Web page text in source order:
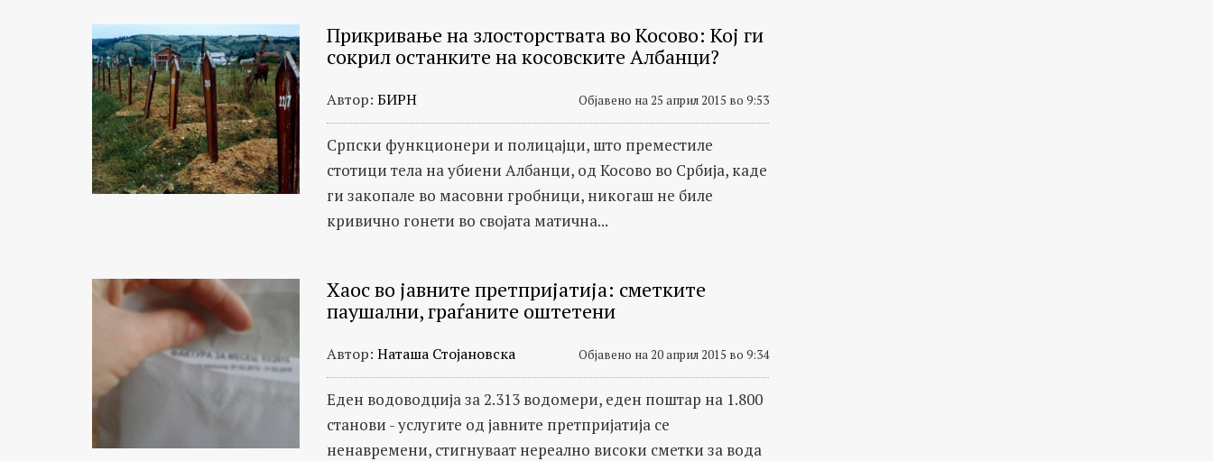
Прикривање на злосторствата во Косово: Кој ги
сокрил останките на косовските Албанци?
Автор: БИРН Објавено на 25 април 2015 во 9:53
Српски функционери и полицајци, што преместиле
стотици тела на убиени Албанци, од Косово во Србија, каде
ги закопале во масовни гробници, никогаш не биле
кривично гонети во својата матична...
Хаос во јавните претпријатија: сметките
паушални, граѓаните оштетени
Автор: Наташа Стојановска Објавено на 20 април 2015 во 9:34
Еден водоводџија за 2.313 водомери, еден поштар на 1.800
станови - услугите од јавните претпријатија се
ненавремени, стигнуваат нереално високи сметки за вода